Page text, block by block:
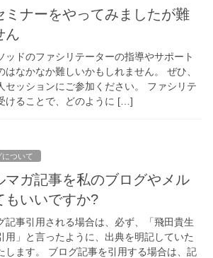
ミナーをやってみましたが難
ん
ッドのファシリテーターの指導やサポート
はなかなか難しいかもしれません。 ぜひ、
セッションにご参加ください。 ファシリテ
けることで、どのように […]
について
マガ記事を私のブログやメル
もいいですか?
記事引用される場合は、必ず、「飛田貴生
用」と言ったように、出典を明記していた
します。 ブログ記事を引用する場合は、記